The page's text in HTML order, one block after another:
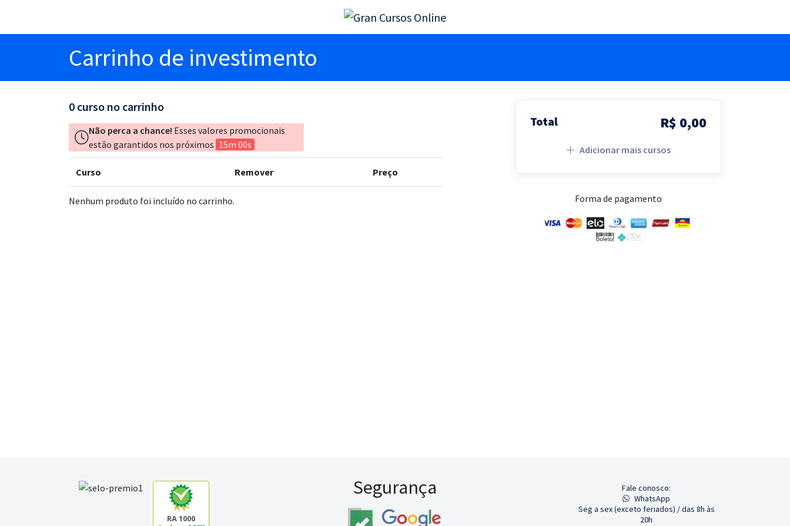
Carrinho de investimento
0 curso no carrinho
Não perca a chance! Esses valores promocionais
estão garantidos nos próximos 15m 00s
Curso Remover Preço
Nenhum produto foi incluído no carrinho.
Total R$ 0,00
Adicionar mais cursos
Forma de pagamento
RA 1000
Segurança
Fale conosco:
WhatsApp
Seg a sex (exceto feriados) / das 8h às
20h